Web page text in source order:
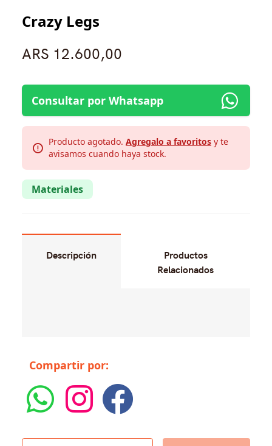
Crazy Legs
ARS 12.600,00
Consultar por Whatsapp
Producto agotado. Agregalo a favoritos y te
avisamos cuando haya stock.
Materiales
Descripción
Productos
Relacionados
Compartir por: